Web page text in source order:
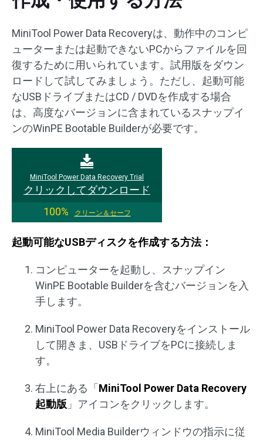
MiniTool Power Data Recoveryは、動作中のコンピ
ューターまたは起動できないPCからファイルを回
復するために用いられています。試用版をダウン
ロードして試してみましょう。ただし、起動可能
なUSBドライブまたはCD / DVDを作成する場合
は、高度なバージョンに含まれているスナップイ
ンのWinPE Bootable Builderが必要です。
MiniTool Power Data Recovery Trial
クリックしてダウンロード
100%
クリーン＆セーフ
起動可能なUSBディスクを作成する方法：
コンピューターを起動し、スナップイン
WinPE Bootable Builderを含むバージョンを入
手します。
MiniTool Power Data Recoveryをインストール
して開きま、USBドライブをPCに接続しま
す。
右上にある「MiniTool Power Data Recovery
起動版 」アイコンをクリックします。
MiniTool Media Builderウィンドウの指示に従